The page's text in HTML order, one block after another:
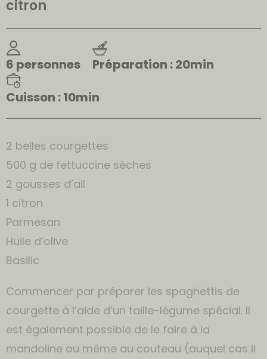
citron
6 personnes
Préparation : 20min
Cuisson : 10min
2 belles courgettes
500 g de fettuccine sèches
2 gousses d’ail
1 citron
Parmesan
Huile d’olive
Basilic
Commencer par préparer les spaghettis de
courgette à l’aide d’un taille-légume spécial. Il
est également possible de le faire à la
mandoline ou même au couteau (auquel cas il